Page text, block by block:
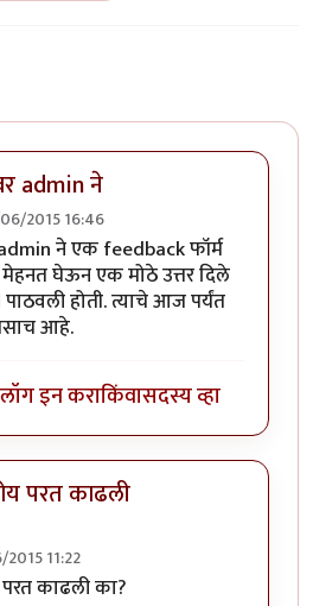
admin ने
06/2015 16:46
ने एक feedback फॉर्म
मेहनत घेऊन एक मोठे उत्तर दिले
होती. त्याचे आज पर्यंत
तसाच आहे.
लॉग इन कराकिंवासदस्य व्हा
परत काढली
11:22
काढली का?